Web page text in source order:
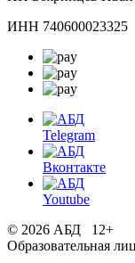
ИНН 740600023325
Telegram
Вконтакте
Youtube
© 2026 АБД 12+
Образовательная